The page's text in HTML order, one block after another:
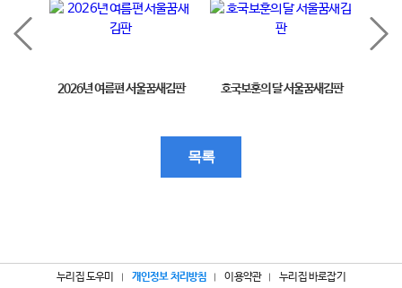
2026년 여름편 서울꿈새김판 호국보훈의 달 서울꿈새김판
목록
누리집 도우미 개인정보 처리방침 이용약관 누리집 바로잡기